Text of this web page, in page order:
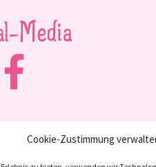
Cookie-Zustimmung
Media